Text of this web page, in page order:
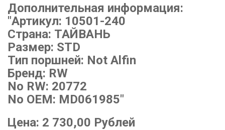
Дополнительная информация:
"Артикул: 10501-240
Страна: ТАЙВАНЬ
Размер: STD
Тип поршней: Not Alfin
Бренд: RW
No RW: 20772
No OEM: MD061985"
Цена: 2 730,00 Рублей